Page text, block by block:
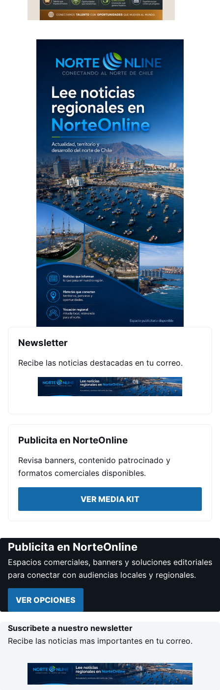
Newsletter
Recibe las noticias destacadas en tu correo.
Publicita en NorteOnline
Revisa banners, contenido patrocinado y
formatos comerciales disponibles.
VER MEDIA KIT
Publicita en NorteOnline
Espacios comerciales, banners y soluciones editoriales
para conectar con audiencias locales y regionales.
VER OPCIONES
Suscribete a nuestro newsletter
Recibe las noticias mas importantes en tu correo.